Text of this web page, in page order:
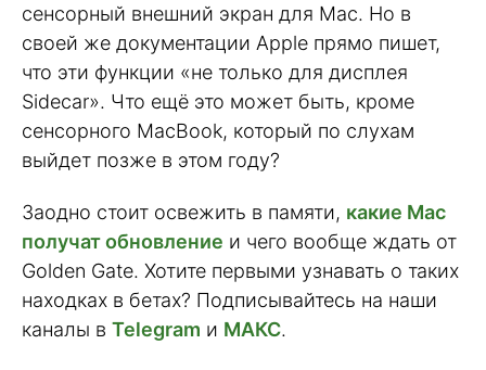
сенсорный внешний экран для Mac. Но в
своей же документации Apple прямо пишет,
что эти функции «не только для дисплея
Sidecar». Что ещё это может быть, кроме
сенсорного MacBook, который по слухам
выйдет позже в этом году?
Заодно стоит освежить в памяти, какие Mac
получат обновление и чего вообще ждать от
Golden Gate. Хотите первыми узнавать о таких
находках в бетах? Подписывайтесь на наши
каналы в Telegram и МАКС.